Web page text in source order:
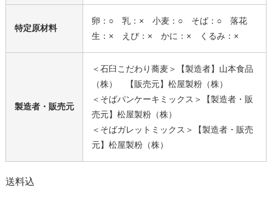
特定原材料
卵：○ 乳：× 小麦：○ そば：○ 落花
生：× えび：× かに：× くるみ：×
製造者・販売元
＜石臼こだわり蕎麦＞【製造者】山本食品
（株） 【販売元】松屋製粉（株）
＜そばパンケーキミックス＞【製造者・販
売元】松屋製粉（株）
＜そばガレットミックス＞【製造者・販売
元】松屋製粉（株）
送料込